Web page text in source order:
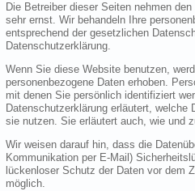
Die Betreiber dieser Seiten nehmen
sehr ernst. Wir behandeln Ihre
entsprechend der gesetzlichen
Datenschutzerklärung.
Wenn Sie diese Website benutzen,
personenbezogene Daten erhoben.
mit denen Sie persönlich identifiziert
Datenschutzerklärung erläutert, welche
sie nutzen. Sie erläutert auch, wie und
Wir weisen darauf hin, dass die
Kommunikation per E-Mail)
lückenloser Schutz der Daten vor dem
möglich.